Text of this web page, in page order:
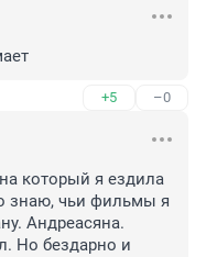
+5 –0
который я ездила
знаю, чьи фильмы я
Андреасяна.
Но бездарно и